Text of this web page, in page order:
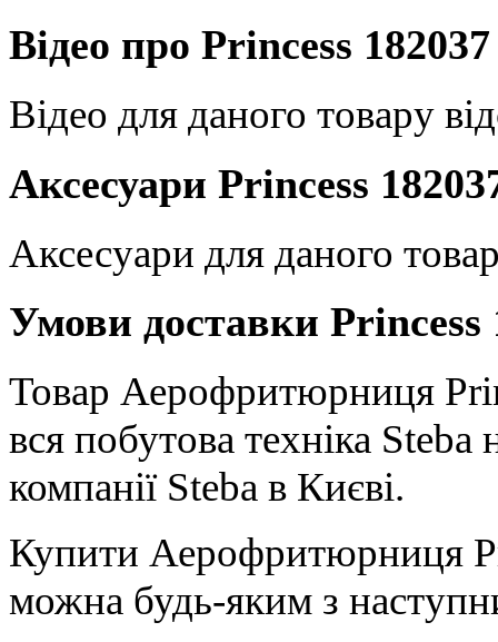
Відео про Princess
Відео для даного товару
Аксесуари Princess
Аксесуари для даного
Умови доставки
Товар Аерофритюрниця
вся побутова техніка
компанії Steba в Києві.
Купити Аерофритюрниця
можна будь-яким з